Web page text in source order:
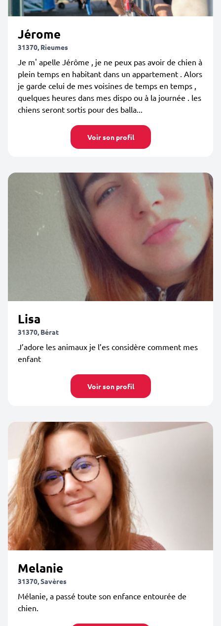
Jérome
31370, Rieumes
Je m' apelle Jérôme , je ne peux pas avoir de chien à
plein temps en habitant dans un appartement . Alors
je garde celui de mes voisines de temps en temps ,
quelques heures dans mes dispo ou à la journée . les
chiens seront sortis pour des balla...
Voir son profil
Lisa
31370, Bérat
J’adore les animaux je l’es considère comment mes
enfant
Voir son profil
Melanie
31370, Savères
Mélanie, a passé toute son enfance entourée de
chien.